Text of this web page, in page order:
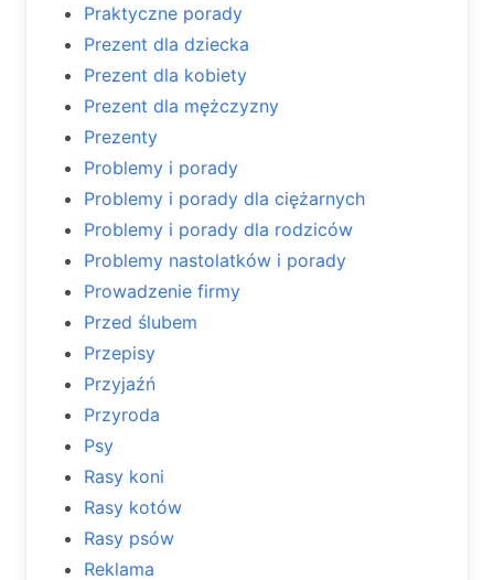
Praktyczne porady
Prezent dla dziecka
Prezent dla kobiety
Prezent dla mężczyzny
Prezenty
Problemy i porady
Problemy i porady dla ciężarnych
Problemy i porady dla rodziców
Problemy nastolatków i porady
Prowadzenie firmy
Przed ślubem
Przepisy
Przyjaźń
Przyroda
Psy
Rasy koni
Rasy kotów
Rasy psów
Reklama